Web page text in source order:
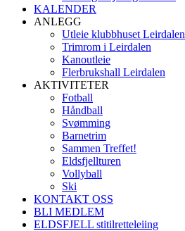
KALENDER
ANLEGG
Utleie klubbhuset Leirdalen
Trimrom i Leirdalen
Kanoutleie
Flerbrukshall Leirdalen
AKTIVITETER
Fotball
Håndball
Svømming
Barnetrim
Sammen Treffet!
Eldsfjellturen
Vollyball
Ski
KONTAKT OSS
BLI MEDLEM
ELDSFJELL stitilretteleiing